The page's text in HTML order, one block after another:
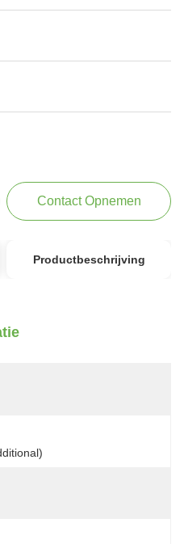
Contact Opnemen
Productbeschrijving